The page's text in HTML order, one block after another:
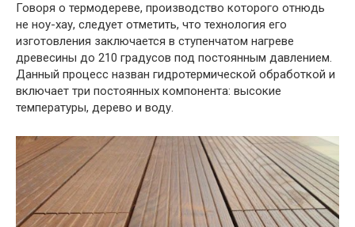
Говоря о термодереве, производство которого отнюдь
не ноу-хау, следует отметить, что технология его
изготовления заключается в ступенчатом нагреве
древесины до 210 градусов под постоянным давлением.
Данный процесс назван гидротермической обработкой и
включает три постоянных компонента: высокие
температуры, дерево и воду.